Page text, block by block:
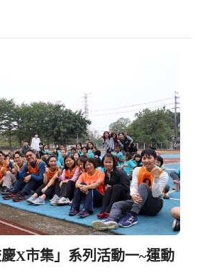
X市集」系列活動一~運動